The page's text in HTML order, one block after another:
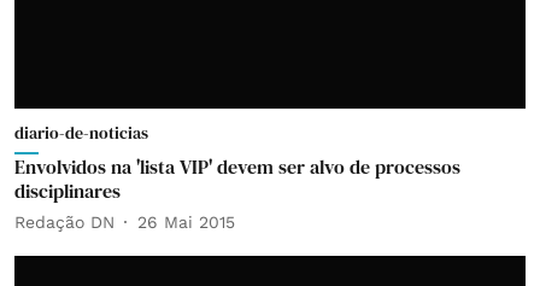
diario-de-noticias
Envolvidos na 'lista VIP' devem ser alvo de processos
disciplinares
Redação DN 26 Mai 2015